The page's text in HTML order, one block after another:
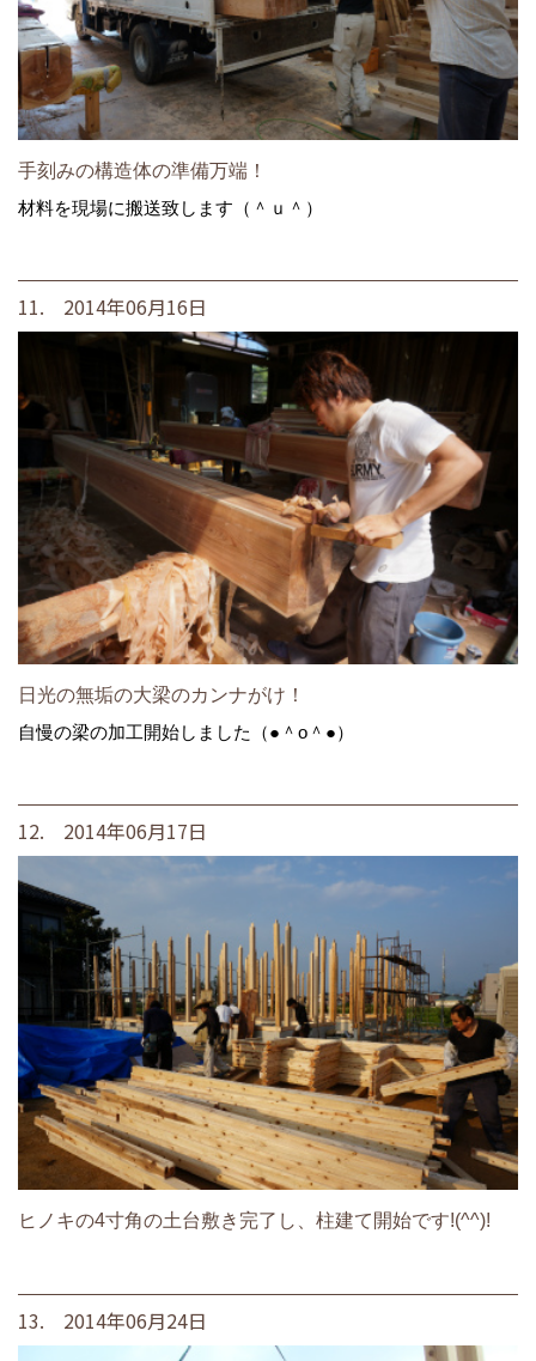
手刻みの構造体の準備万端！
材料を現場に搬送致します（＾ｕ＾）
11. 2014年06月16日
日光の無垢の大梁のカンナがけ！
自慢の梁の加工開始しました（●＾o＾●）
12. 2014年06月17日
ヒノキの4寸角の土台敷き完了し、柱建て開始です!(^^)!
13. 2014年06月24日